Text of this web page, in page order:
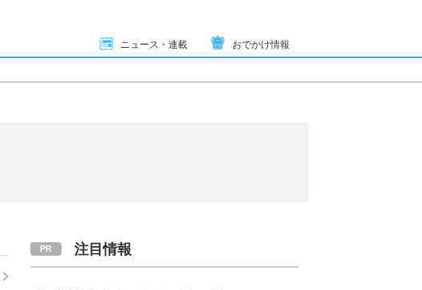
ニュース・連載 おでかけ情報
注目情報